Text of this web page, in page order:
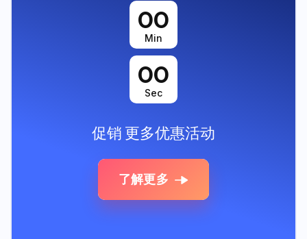
00
Min
00
Sec
促销 更多优惠活动
了解更多